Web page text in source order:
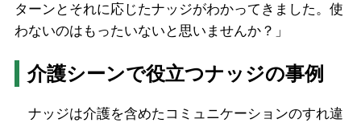
ターンとそれに応じたナッジがわかってきました。使
わないのはもったいないと思いませんか？」
介護シーンで役立つナッジの事例
ナッジは介護を含めたコミュニケーションのすれ違